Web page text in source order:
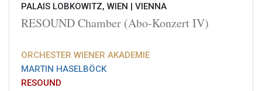
PALAIS LOBKOWITZ, WIEN | VIENNA
RESOUND Chamber (Abo-Konzert IV)
ORCHESTER WIENER AKADEMIE
MARTIN HASELBÖCK
RESOUND